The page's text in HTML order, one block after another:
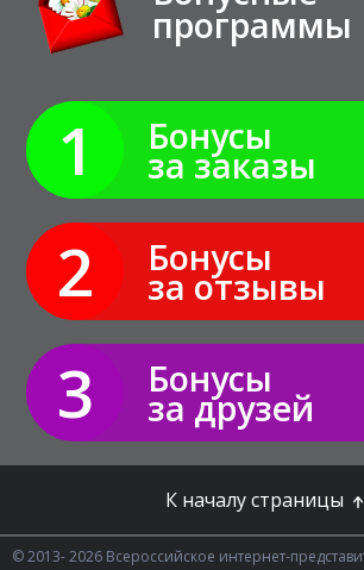
программы
1 Бонусы
за заказы
2 Бонусы
за отзывы
3 Бонусы
за друзей
К началу страницы
© 2013- 2026 Всероссийское интернет-